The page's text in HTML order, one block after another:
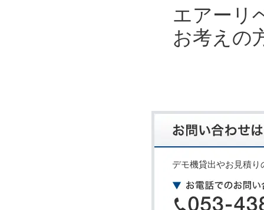
エアーリ
お考えの
デモ機貸出やお見積